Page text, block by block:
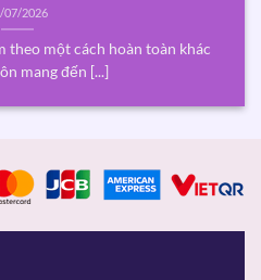
07/2026
theo một cách hoàn toàn khác
mang đến [...]